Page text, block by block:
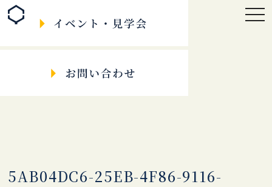
5AB04DC6-25EB-4F86-9116-